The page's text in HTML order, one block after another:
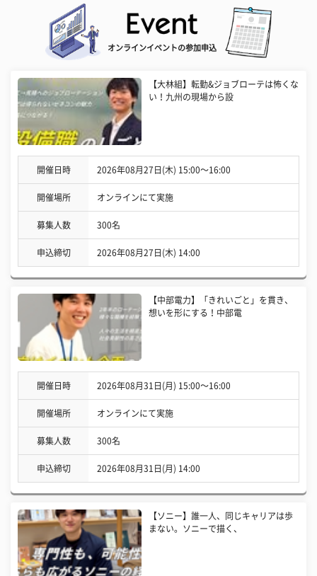
オンラインイベントの参加申込
【大林組】転勤&ジョブローテは怖くな
い！九州の現場から設
開催日時 2026年08月27日(木) 15:00〜16:00
開催場所 オンラインにて実施
募集人数 300名
申込締切 2026年08月27日(木) 14:00
【中部電力】「きれいごと」を貫き、
想いを形にする！中部電
開催日時 2026年08月31日(月) 15:00〜16:00
開催場所 オンラインにて実施
募集人数 300名
申込締切 2026年08月31日(月) 14:00
【ソニー】誰一人、同じキャリアは歩
まない。ソニーで描く、